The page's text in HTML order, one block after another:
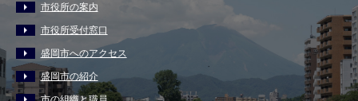
市役所の案内
市役所受付窓口
盛岡市へのアクセス
盛岡市の紹介